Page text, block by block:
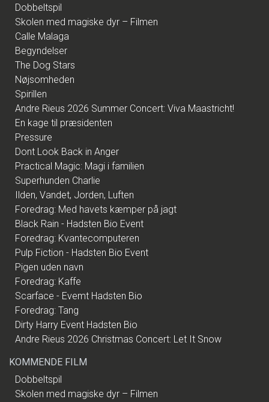
Dobbeltspil
Skolen med magiske dyr – Filmen
Calle Malaga
Begyndelser
The Dog Stars
Nøjsomheden
Spirillen
Andre Rieus 2026 Summer Concert: Viva Maastricht!
En kage til præsidenten
Pressure
Dont Look Back in Anger
Practical Magic: Magi i familien
Superhunden Charlie
Ilden, Vandet, Jorden, Luften
Foredrag: Med havets kæmper på jagt
Black Rain - Hadsten Bio Event
Foredrag: Kvantecomputeren
Pulp Fiction - Hadsten Bio Event
Pigen uden navn
Foredrag: Kaffe
Scarface - Evemt Hadsten Bio
Foredrag: Tang
Dirty Harry Event Hadsten Bio
Andre Rieus 2026 Christmas Concert: Let It Snow
KOMMENDE FILM
Dobbeltspil
Skolen med magiske dyr – Filmen